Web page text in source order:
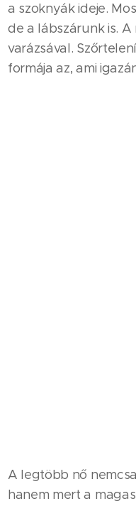
a szoknyák ideje.
de a lábszárunk is.
varázsával.
formája az, ami
A legtöbb nő
hanem mert a